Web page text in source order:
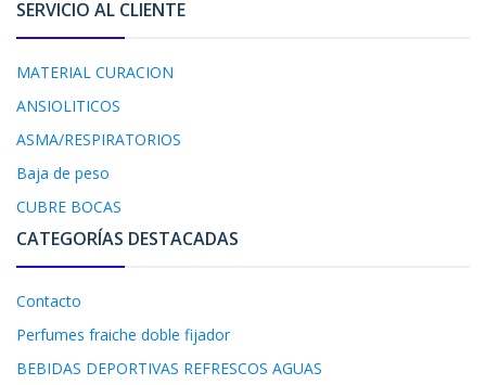
SERVICIO AL CLIENTE
MATERIAL CURACION
ANSIOLITICOS
ASMA/RESPIRATORIOS
Baja de peso
CUBRE BOCAS
CATEGORÍAS DESTACADAS
Contacto
Perfumes fraiche doble fijador
BEBIDAS DEPORTIVAS REFRESCOS AGUAS